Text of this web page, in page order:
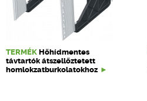
TERMÉK Hőhídmentes
távtartók átszellőztetett
homlokzatburkolatokhoz